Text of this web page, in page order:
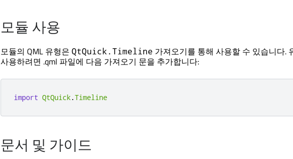
모듈 사용
모듈의 QML 유형은 QtQuick.Timeline 가져오기를 통해 사용할 수 있습니다.
사용하려면 .qml 파일에 다음 가져오기 문을 추가합니다:
import QtQuick.Timeline
문서 및 가이드